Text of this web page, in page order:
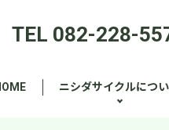
TEL 082-228-
ニシダサイクルにつ